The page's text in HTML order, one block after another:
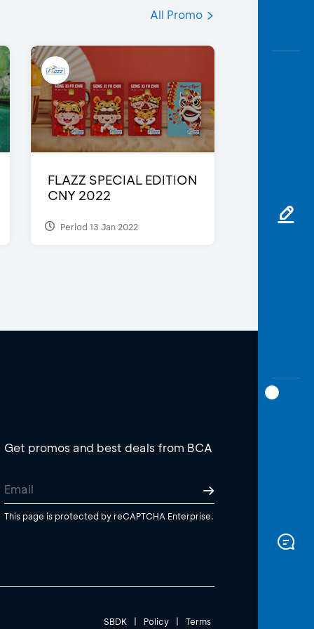
All Promo
FLAZZ SPECIAL EDITION
CNY 2022
Period 13 Jan 2022
Get promos and best deals from BCA
This page is protected by reCAPTCHA Enterprise.
SBDK | Policy | Terms